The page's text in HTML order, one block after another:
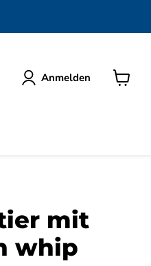
Anmelden
mit
whip